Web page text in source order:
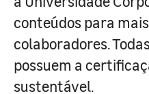
conteúdos para
colaboradores.
possuem a
sustentável.